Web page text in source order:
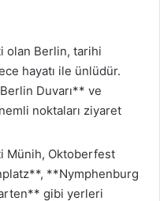
olan Berlin, tarihi
hayatı ile ünlüdür.
Duvarı** ve
noktaları ziyaret
Münih, Oktoberfest
**Nymphenburg
gibi yerleri